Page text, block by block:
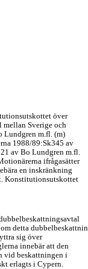
över
Sverige och
Lundgren m.fl. (m)
1988/89:Sk345 av
av Bo Lundgren m.fl.
ifrågasätter
en inskränkning
Konstitutionsutskottet
detta
sig över
innebär att den
vid beskattningen i
erlagts i Cypern.